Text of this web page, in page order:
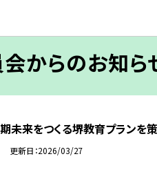
からのお知ら
来をつくる堺教育プランを策
更新日 2026/03/27